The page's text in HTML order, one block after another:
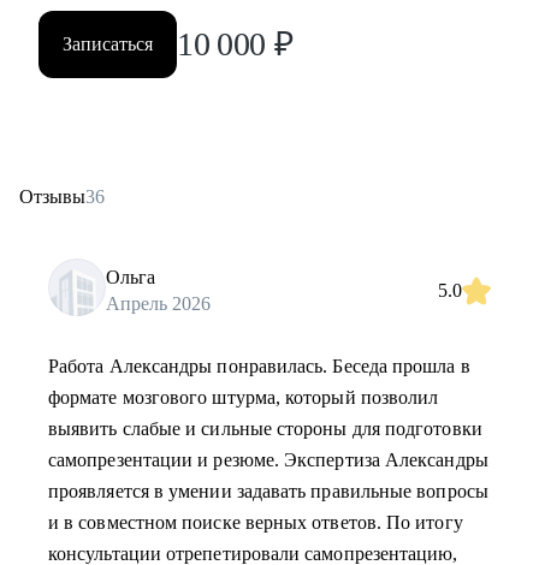
Записаться 10 000 ₽
Отзывы36
Ольга
Апрель 2026
5.0
Работа Александры понравилась. Беседа прошла в
формате мозгового штурма, который позволил
выявить слабые и сильные стороны для подготовки
самопрезентации и резюме. Экспертиза Александры
проявляется в умении задавать правильные вопросы
и в совместном поиске верных ответов. По итогу
консультации отрепетировали самопрезентацию,